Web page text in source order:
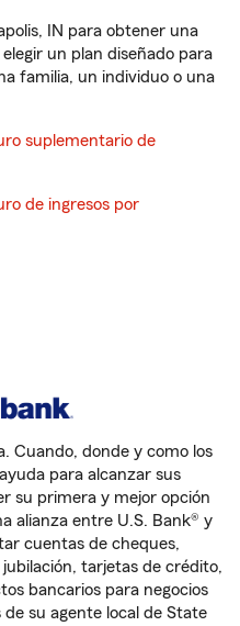
IN para obtener una
un plan diseñado para
familia, un individuo o una
suplementario de
de ingresos por
Cuando, donde y como los
para alcanzar sus
su primera y mejor opción
alianza entre U.S. Bank® y
cuentas de cheques,
tarjetas de crédito,
bancarios para negocios
su agente local de State